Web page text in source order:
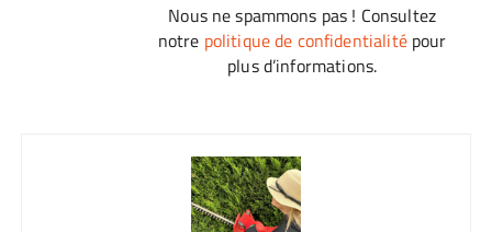
Nous ne spammons pas ! Consultez
notre politique de confidentialitépour
plus d’informations.